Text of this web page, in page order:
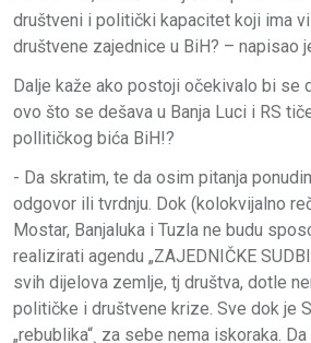
društveni i politički kapacitet koji ima
društvene zajednice u BiH? – napisao
Dalje kaže ako postoji očekivalo bi se
ovo što se dešava u Banja Luci i RS
pollitičkog bića BiH!?
- Da skratim, te da osim pitanja
odgovor ili tvrdnju. Dok (kolokvijalno
Mostar, Banjaluka i Tuzla ne budu
realizirati agendu „ZAJEDNIČKE
svih dijelova zemlje, tj društva, dotle
političke i društvene krize. Sve dok je
„rebublika“¸ za sebe nema iskoraka.